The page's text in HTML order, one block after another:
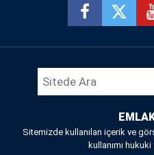
Sitemizde kullanılan içerik ve
kullanımı